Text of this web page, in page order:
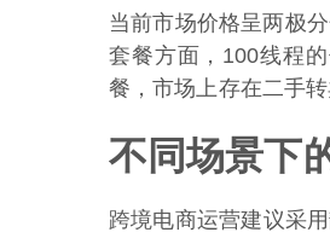
当前市场价格呈两极
套餐方面，100线程
餐，市场上存在二手
不同场景下
跨境电商运营建议采